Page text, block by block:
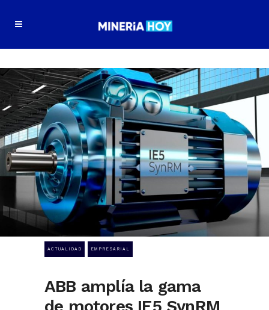
ACTUALIDAD EMPRESARIAL
ABB amplía la gama